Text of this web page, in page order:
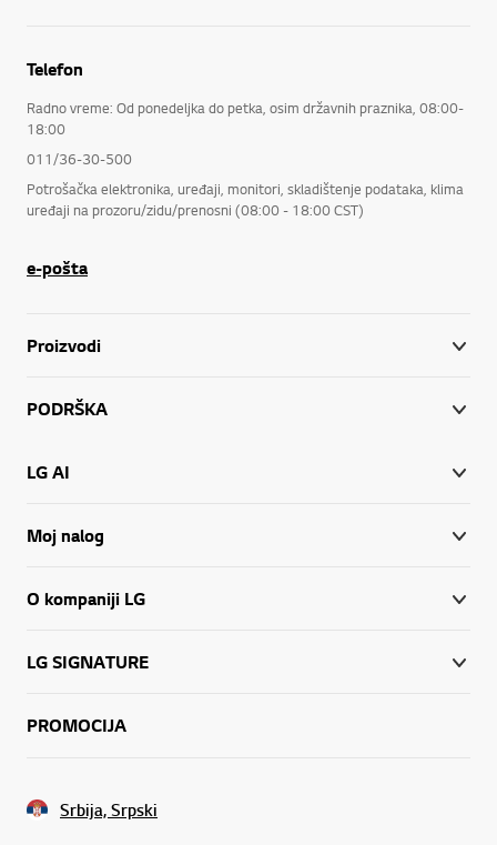
Telefon
Radno vreme: Od ponedeljka do petka, osim državnih praznika, 08:00-
18:00
011/36-30-500
Potrošačka elektronika, uređaji, monitori, skladištenje podataka, klima
uređaji na prozoru/zidu/prenosni (08:00 - 18:00 CST)
e-pošta
Proizvodi
PODRŠKA
LG AI
Moj nalog
O kompaniji LG
LG SIGNATURE
PROMOCIJA
Srbija, Srpski